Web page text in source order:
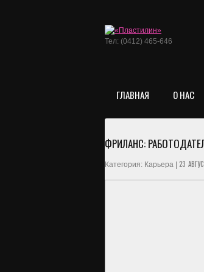
Тел: (0412) 465-646
ГЛАВНАЯ О НАС
ФРИЛАНС:
Категория: Карьера | 23